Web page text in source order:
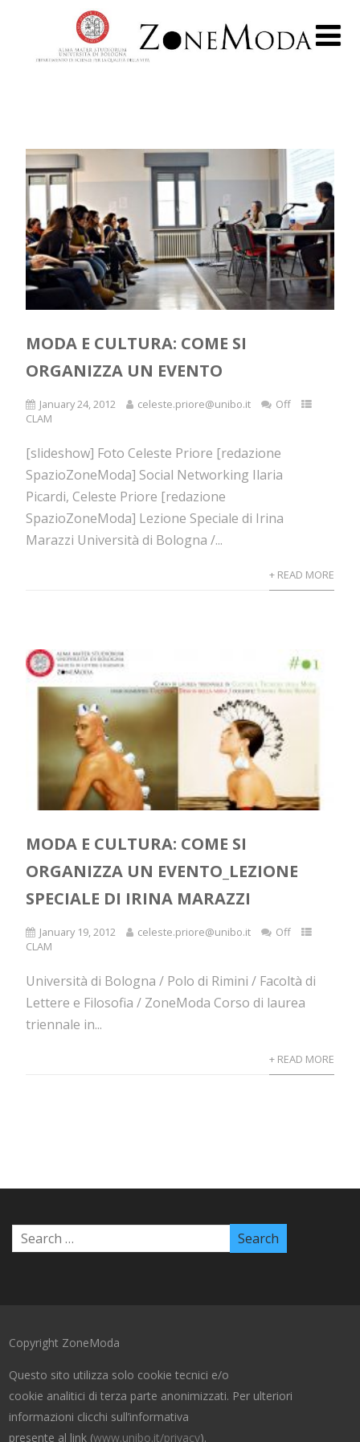
MODA E CULTURA: COME SI
ORGANIZZA UN EVENTO
January 24, 2012 celeste.priore@unibo.it
Off
CLAM
[slideshow] Foto Celeste Priore [redazione
SpazioZoneModa] Social Networking Ilaria
Picardi, Celeste Priore [redazione
SpazioZoneModa] Lezione Speciale di Irina
Marazzi Università di Bologna /...
+ READ MORE
MODA E CULTURA: COME SI
ORGANIZZA UN EVENTO_LEZIONE
SPECIALE DI IRINA MARAZZI
January 19, 2012 celeste.priore@unibo.it
Off
CLAM
Università di Bologna / Polo di Rimini / Facoltà di
Lettere e Filosofia / ZoneModa Corso di laurea
triennale in...
+ READ MORE
Copyright ZoneModa
Questo sito utilizza solo cookie tecnici e/o
cookie analitici di terza parte anonimizzati. Per ulteriori
informazioni clicchi sull’informativa
presente al link (www.unibo.it/privacy).